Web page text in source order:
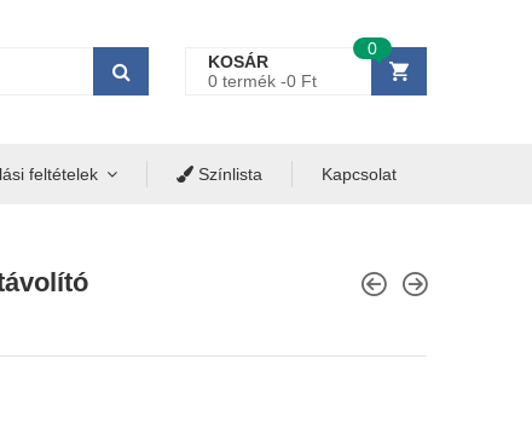
KOSÁR
0 termék -0 Ft
0
feltételek Színlista Kapcsolat